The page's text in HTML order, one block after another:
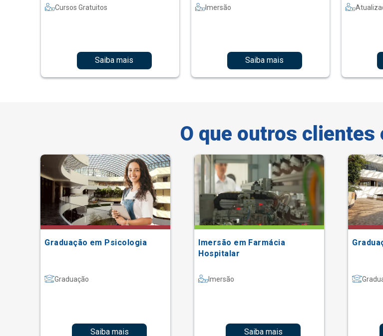
Cursos Gratuitos
Saiba mais
Imersão
Saiba mais
O que outros clientes
Graduação em Psicologia
Graduação
Saiba mais
Imersão em Farmácia
Hospitalar
Imersão
Saiba mais